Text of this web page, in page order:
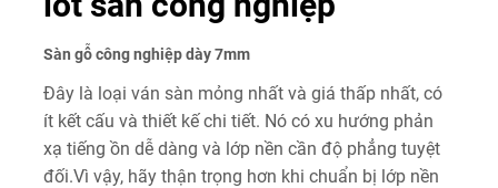
Sàn gỗ công nghiệp dày 7mm
Đây là loại ván sàn mỏng nhất và giá thấp nhất, có
ít kết cấu và thiết kế chi tiết. Nó có xu hướng phản
xạ tiếng ồn dễ dàng và lớp nền cần độ phẳng tuyệt
đối.Vì vậy, hãy thận trọng hơn khi chuẩn bị lớp nền